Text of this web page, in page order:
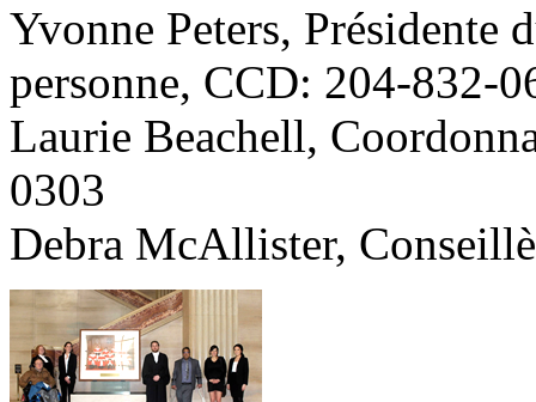
Yvonne Peters, Présidente
personne, CCD: 204-832-
Laurie Beachell,
0303
Debra McAllister,